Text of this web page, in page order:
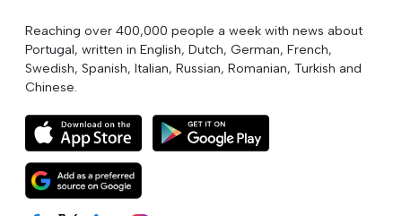
Reaching over 400,000 people a week with news about
Portugal, written in English, Dutch, German, French,
Swedish, Spanish, Italian, Russian, Romanian, Turkish and
Chinese.